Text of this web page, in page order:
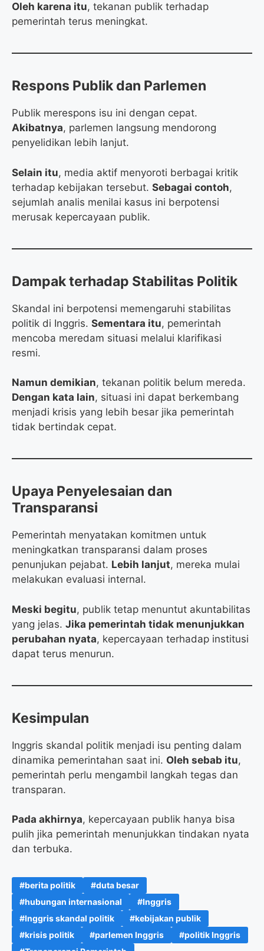
Oleh karena itu, tekanan publik terhadap
pemerintah terus meningkat.
Respons Publik dan Parlemen
Publik merespons isu ini dengan cepat.
Akibatnya, parlemen langsung mendorong
penyelidikan lebih lanjut.
Selain itu, media aktif menyoroti berbagai kritik
terhadap kebijakan tersebut. Sebagai contoh,
sejumlah analis menilai kasus ini berpotensi
merusak kepercayaan publik.
Dampak terhadap Stabilitas Politik
Skandal ini berpotensi memengaruhi stabilitas
politik di Inggris. Sementara itu, pemerintah
mencoba meredam situasi melalui klarifikasi
resmi.
Namun demikian, tekanan politik belum mereda.
Dengan kata lain, situasi ini dapat berkembang
menjadi krisis yang lebih besar jika pemerintah
tidak bertindak cepat.
Upaya Penyelesaian dan
Transparansi
Pemerintah menyatakan komitmen untuk
meningkatkan transparansi dalam proses
penunjukan pejabat. Lebih lanjut, mereka mulai
melakukan evaluasi internal.
Meski begitu, publik tetap menuntut akuntabilitas
yang jelas. Jika pemerintah tidak menunjukkan
perubahan nyata, kepercayaan terhadap institusi
dapat terus menurun.
Kesimpulan
Inggris skandal politik menjadi isu penting dalam
dinamika pemerintahan saat ini. Oleh sebab itu,
pemerintah perlu mengambil langkah tegas dan
transparan.
Pada akhirnya, kepercayaan publik hanya bisa
pulih jika pemerintah menunjukkan tindakan nyata
dan terbuka.
berita politik
duta besar
hubungan internasional
Inggris
Inggris skandal politik
kebijakan publik
krisis politik
parlemen Inggris
politik Inggris